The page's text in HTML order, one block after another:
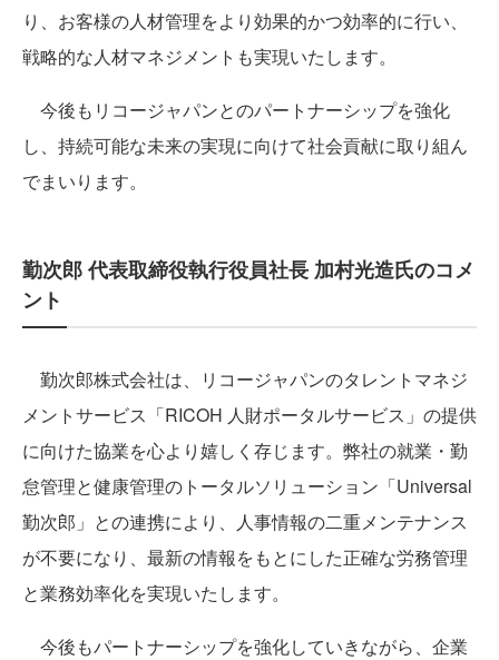
り、お客様の人材管理をより効果的かつ効率的に行い、
戦略的な人材マネジメントも実現いたします。
今後もリコージャパンとのパートナーシップを強化
し、持続可能な未来の実現に向けて社会貢献に取り組ん
でまいります。
勤次郎 代表取締役執行役員社長 加村光造氏のコメ
ント
勤次郎株式会社は、リコージャパンのタレントマネジ
メントサービス「RICOH 人財ポータルサービス」の提供
に向けた協業を心より嬉しく存じます。弊社の就業・勤
怠管理と健康管理のトータルソリューション「Universal
勤次郎」との連携により、人事情報の二重メンテナンス
が不要になり、最新の情報をもとにした正確な労務管理
と業務効率化を実現いたします。
今後もパートナーシップを強化していきながら、企業